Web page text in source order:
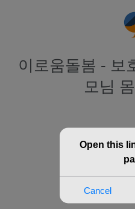
이로움돌봄 - 보
모님